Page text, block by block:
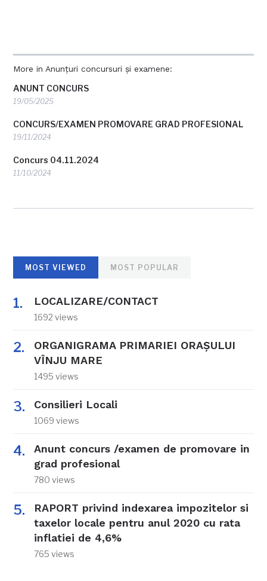
More in Anunțuri concursuri și examene:
ANUNT CONCURS
19/05/2025
CONCURS/EXAMEN PROMOVARE GRAD PROFESIONAL
19/11/2024
Concurs 04.11.2024
11/10/2024
MOST VIEWED MOST POPULAR
LOCALIZARE/CONTACT
1692 views
ORGANIGRAMA PRIMARIEI ORAŞULUI
VÎNJU MARE
1495 views
Consilieri Locali
1069 views
Anunt concurs /examen de promovare in
grad profesional
780 views
RAPORT privind indexarea impozitelor si
taxelor locale pentru anul 2020 cu rata
inflatiei de 4,6%
765 views